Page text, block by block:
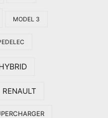
MODEL 3
RENAULT